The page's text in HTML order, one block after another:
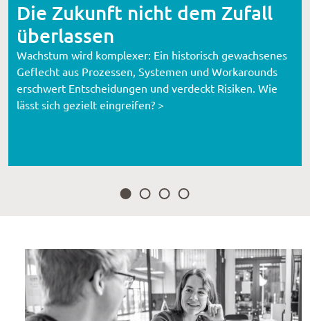
Die Zukunft nicht dem Zufall
überlassen
Wachstum wird komplexer: Ein historisch gewachsenes
Geflecht aus Prozessen, Systemen und Workarounds
erschwert Entscheidungen und verdeckt Risiken. Wie
lässt sich gezielt eingreifen? >